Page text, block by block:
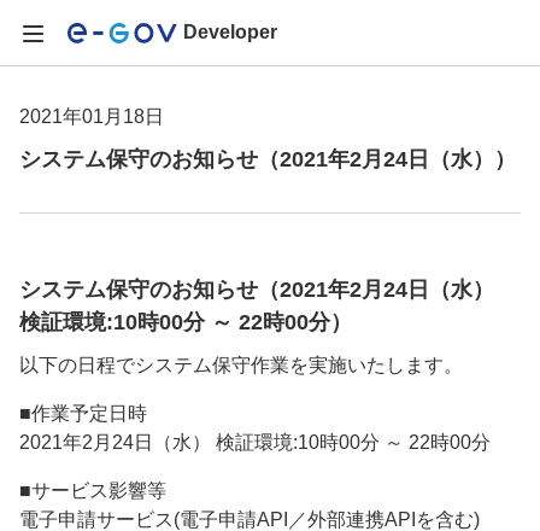
Developer
2021年01月18日
システム保守のお知らせ（2021年2月24日（水））
システム保守のお知らせ（2021年2月24日（水）
検証環境:10時00分 ～ 22時00分）
以下の日程でシステム保守作業を実施いたします。
■作業予定日時
2021年2月24日（水） 検証環境:10時00分 ～ 22時00分
■サービス影響等
電子申請サービス(電子申請API／外部連携APIを含む)